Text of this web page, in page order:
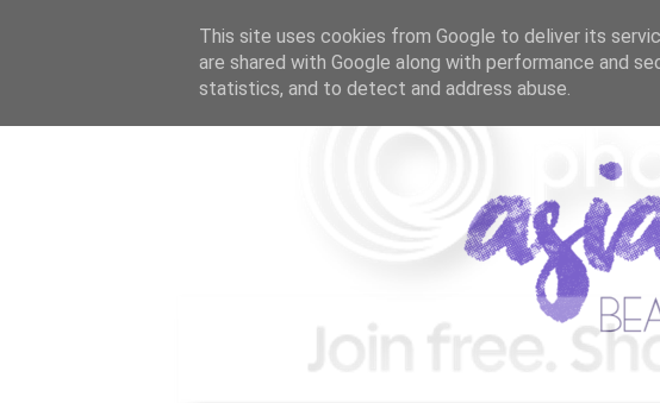
This site uses cookies from Google to deliver its
are shared with Google along with performance and
statistics, and to detect and address abuse.